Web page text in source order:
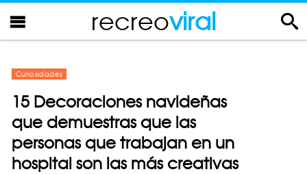
recreoviral
Curiosidades
15 Decoraciones navideñas
que demuestras que las
personas que trabajan en un
hospital son las más creativas